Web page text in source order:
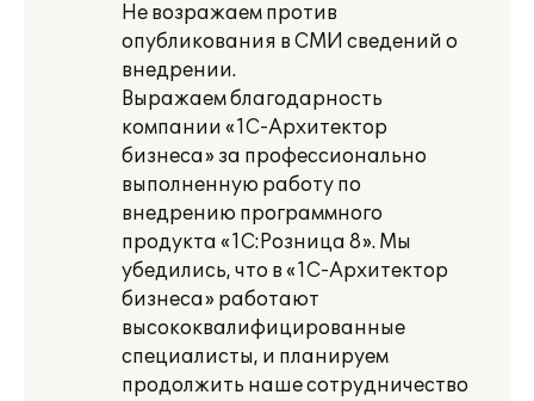
Не возражаем против
опубликования в СМИ сведений о
внедрении.
Выражаем благодарность
компании «1С-Архитектор
бизнеса» за профессионально
выполненную работу по
внедрению программного
продукта «1С:Розница 8». Мы
убедились, что в «1С-Архитектор
бизнеса» работают
высококвалифицированные
специалисты, и планируем
продолжить наше сотрудничество